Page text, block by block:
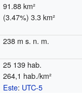
91.88 km²
(3.47%) 3.3 km²
238 m s. n. m.
25 139 hab.
264,1 hab./km²
Este: UTC-5